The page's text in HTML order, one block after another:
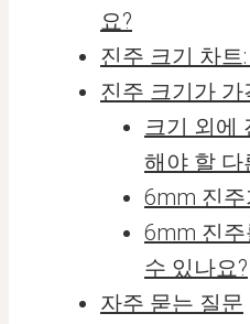
요?
진주 크기 차트
진주 크기가
크기 외에
해야 할 다
6mm 진주
6mm 진
수 있나요?
자주 묻는 질문